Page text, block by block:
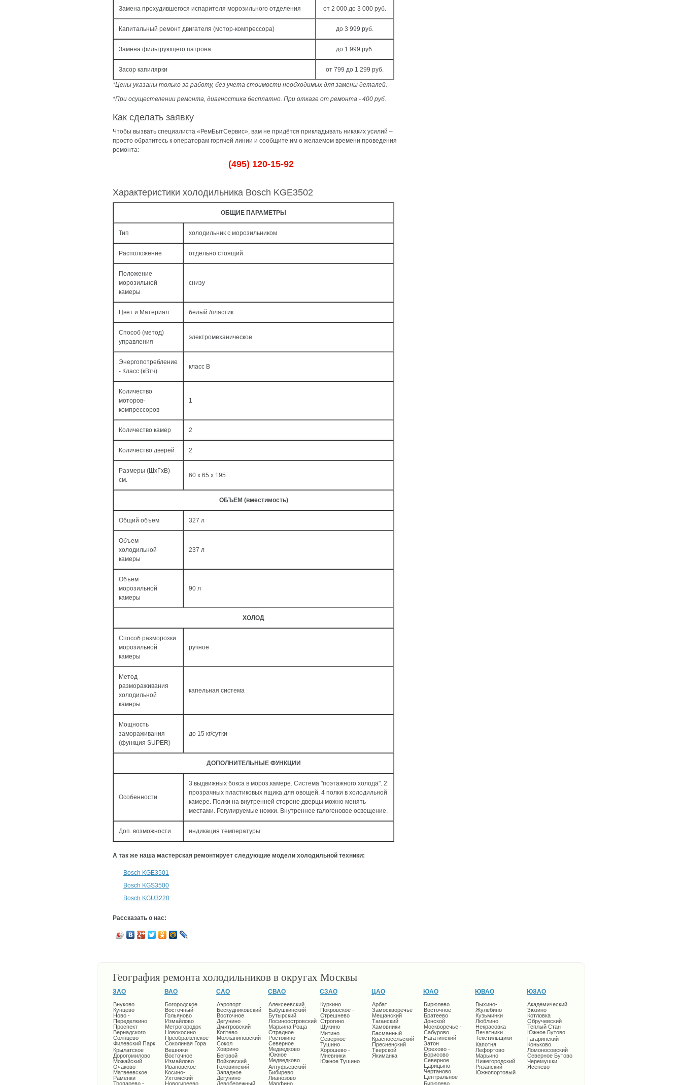
Замена прохудившегося испарителя морозильного отделения от 2 000 до 3 000 руб.
Капитальный ремонт двигателя (мотор-компрессора) до 3 999 руб.
Замена фильтрующего патрона до 1 999 руб.
Засор капилярки от 799 до 1 299 руб.
*Цены указаны только за работу, без учета стоимости необходимых для замены деталей.
*При осуществлении ремонта, диагностика бесплатно. При отказе от ремонта - 400 руб.
Как сделать заявку
Чтобы вызвать специалиста «РемБытСервис», вам не придётся прикладывать никаких усилий –
просто обратитесь к операторам горячей линии и сообщите им о желаемом времени проведения
ремонта:
(495) 120-15-92
Характеристики холодильника Bosch KGE3502
ОБЩИЕ ПАРАМЕТРЫ
Тип холодильник с морозильником
Расположение отдельно стоящий
Положение
морозильной
камеры
снизу
Цвет и Материал белый /пластик
Способ (метод)
управления
электромеханическое
Энергопотребление
- Класс (кВтч)
класс B
Количество
моторов-
компрессоров
1
Количество камер 2
Количество дверей 2
Размеры (ШxГxВ)
см.
60 x 65 x 195
ОБЪЕМ (вместимость)
Общий объем 327 л
Объем
холодильной
камеры
237 л
Объем
морозильной
камеры
90 л
ХОЛОД
Способ разморозки
морозильной
камеры
ручное
Метод
размораживания
холодильной
камеры
капельная система
Мощность
замораживания
(функция SUPER)
до 15 кг/cутки
ДОПОЛНИТЕЛЬНЫЕ ФУНКЦИИ
Особенности
3 выдвижных бокса в мороз.камере. Система "поэтажного холода". 2
прозрачных пластиковых ящика для овощей. 4 полки в холодильной
камере. Полки на внутренней стороне дверцы можно менять
местами. Регулируемые ножки. Внутреннее галогеновое освещение.
Доп. возможности индикация температуры
А так же наша мастерская ремонтирует следующие модели холодильной техники:
Bosch KGE3501
Bosch KGS3500
Bosch KGU3220
Рассказать о нас:
География ремонта холодильников в округах Москвы
ЗАО
Внуково
Кунцево
Ново -
Переделкино
Проспект
Вернадского
Солнцево
Филевский Парк
Крылатское
Дорогомилово
Можайский
Очаково -
Матвеевское
Раменки
Тропарево -
ВАО
Богородское
Восточный
Гольяново
Измайлово
Метрогородок
Новокосино
Преображенское
Соколиная Гора
Вешняки
Восточное
Измайлово
Ивановское
Косино-
Ухтомский
Новогиреево
САО
Аэропорт
Бескудниковский
Восточное
Дегунино
Дмитровский
Коптево
Молжаниновский
Сокол
Ховрино
Беговой
Войковский
Головинский
Западное
Дегунино
Левобережный
СВАО
Алексеевский
Бабушкинский
Бутырский
Лосиноостровский
Марьина Роща
Отрадное
Ростокино
Северное
Медведково
Южное
Медведково
Алтуфьевский
Бибирево
Лианозово
Марфино
СЗАО
Куркино
Покровское -
Стрешнево
Строгино
Щукино
Митино
Северное
Тушино
Хорошево -
Мневники
Южное Тушино
ЦАО
Арбат
Замоскворечье
Мещанский
Таганский
Хамовники
Басманный
Красносельский
Пресненский
Тверской
Якиманка
ЮАО
Бирюлево
Восточное
Братеево
Донской
Москворечье -
Сабурово
Нагатинский
Затон
Орехово -
Борисово
Северное
Царицыно
Чертаново
Центральное
Бирюлево
ЮВАО
Выхино-
Жулебино
Кузьминки
Люблино
Некрасовка
Печатники
Текстильщики
Капотня
Лефортово
Марьино
Нижегородский
Рязанский
Южнопортовый
ЮЗАО
Академический
Зюзино
Котловка
Обручевский
Теплый Стан
Южное Бутово
Гагаринский
Коньково
Ломоносовский
Северное Бутово
Черемушки
Ясенево